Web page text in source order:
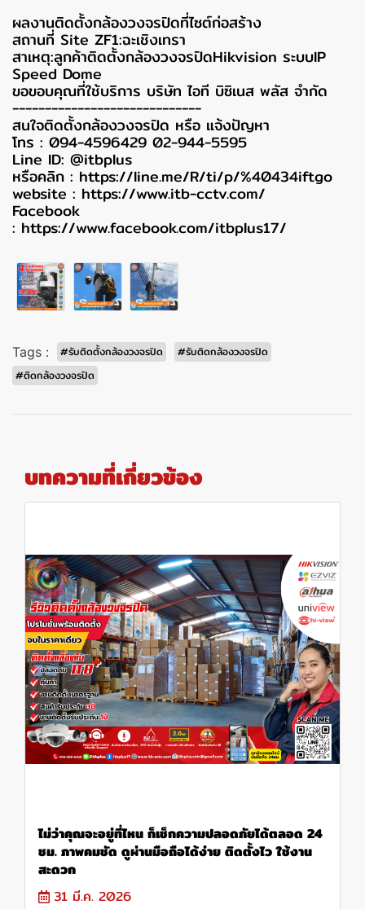
ผลงานติดตั้งกล้องวงจรปิดที่ไซต์ก่อสร้าง
สถานที่ Site ZF1:ฉะเชิงเทรา
สาเหตุ:ลูกค้าติดตั้งกล้องวงจรปิดHikvision ระบบIP
Speed Dome
ขอขอบคุณที่ใช้บริการ บริษัท ไอที บิซิเนส พลัส จำกัด
-----------------------------
สนใจติดตั้งกล้องวงจรปิด หรือ แจ้งปัญหา
โทร : 094-4596429 02-944-5595
Line ID: @itbplus
หรือคลิก : https://line.me/R/ti/p/%40434iftgo
website : https://www.itb-cctv.com/
Facebook
: https://www.facebook.com/itbplus17/
Tags : #รับติดตั้งกล้องวงจรปิด
#รับติดกล้องวงจรปิด
#ติดกล้องวงจรปิด
บทความที่เกี่ยวข้อง
ไม่ว่าคุณจะอยู่ที่ไหน ก็เช็กความปลอดภัยได้ตลอด 24
ชม. ภาพคมชัด ดูผ่านมือถือได้ง่าย ติดตั้งไว ใช้งาน
สะดวก
31 มี.ค. 2026